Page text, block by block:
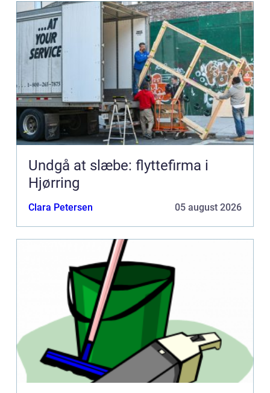
Undgå at slæbe: flyttefirma i
Hjørring
Clara Petersen 05 august 2026